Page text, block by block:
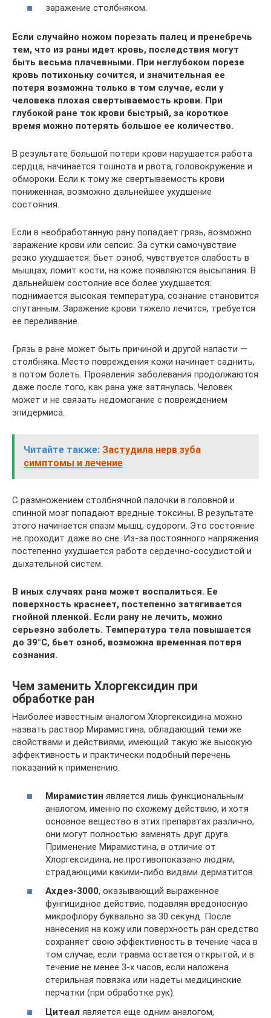
заражение столбняком.
Если случайно ножом порезать палец и пренебречь
тем, что из раны идет кровь, последствия могут
быть весьма плачевными. При неглубоком порезе
кровь потихоньку сочится, и значительная ее
потеря возможна только в том случае, если у
человека плохая свертываемость крови. При
глубокой ране ток крови быстрый, за короткое
время можно потерять большое ее количество.
В результате большой потери крови нарушается работа
сердца, начинается тошнота и рвота, головокружение и
обмороки. Если к тому же свертываемость крови
пониженная, возможно дальнейшее ухудшение
состояния.
Если в необработанную рану попадает грязь, возможно
заражение крови или сепсис. За сутки самочувствие
резко ухудшается: бьет озноб, чувствуется слабость в
мышцах, ломит кости, на коже появляются высыпания. В
дальнейшем состояние все более ухудшается:
поднимается высокая температура, сознание становится
спутанным. Заражение крови тяжело лечится, требуется
ее переливание.
Грязь в ране может быть причиной и другой напасти —
столбняка. Место повреждения кожи начинает саднить,
а потом болеть. Проявления заболевания продолжаются
даже после того, как рана уже затянулась. Человек
может и не связать недомогание с повреждением
эпидермиса.
Читайте также: Застудила нерв зуба
симптомы и лечение
С размножением столбнячной палочки в головной и
спинной мозг попадают вредные токсины. В результате
этого начинается спазм мышц, судороги. Это состояние
не проходит даже во сне. Из-за постоянного напряжения
постепенно ухудшается работа сердечно-сосудистой и
дыхательной систем.
В иных случаях рана может воспалиться. Ее
поверхность краснеет, постепенно затягивается
гнойной пленкой. Если рану не лечить, можно
серьезно заболеть. Температура тела повышается
до 39°С, бьет озноб, возможна временная потеря
сознания.
Чем заменить Хлоргексидин при
обработке ран
Наиболее известным аналогом Хлоргексидина можно
назвать раствор Мирамистина, обладающий теми же
свойствами и действиями, имеющий такую же высокую
эффективность и практически подобный перечень
показаний к применению.
Мирамистин является лишь функциональным
аналогом, именно по схожему действию, и хотя
основное вещество в этих препаратах различно,
они могут полностью заменять друг друга.
Применение Мирамистина, в отличие от
Хлоргексидина, не противопоказано людям,
страдающими какими-либо видами дерматитов.
Ахдез-3000, оказывающий выраженное
фунгицидное действие, подавляя вредоносную
микрофлору буквально за 30 секунд. После
нанесения на кожу или поверхность ран средство
сохраняет свою эффективность в течение часа в
том случае, если травма остается открытой, и в
течение не менее 3-х часов, если наложена
стерильная повязка или надеты медицинские
перчатки (при обработке рук).
Цитеал является еще одним аналогом,